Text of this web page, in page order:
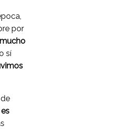
por
sí